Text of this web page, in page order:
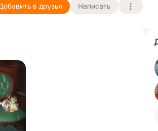
в друзья Написать